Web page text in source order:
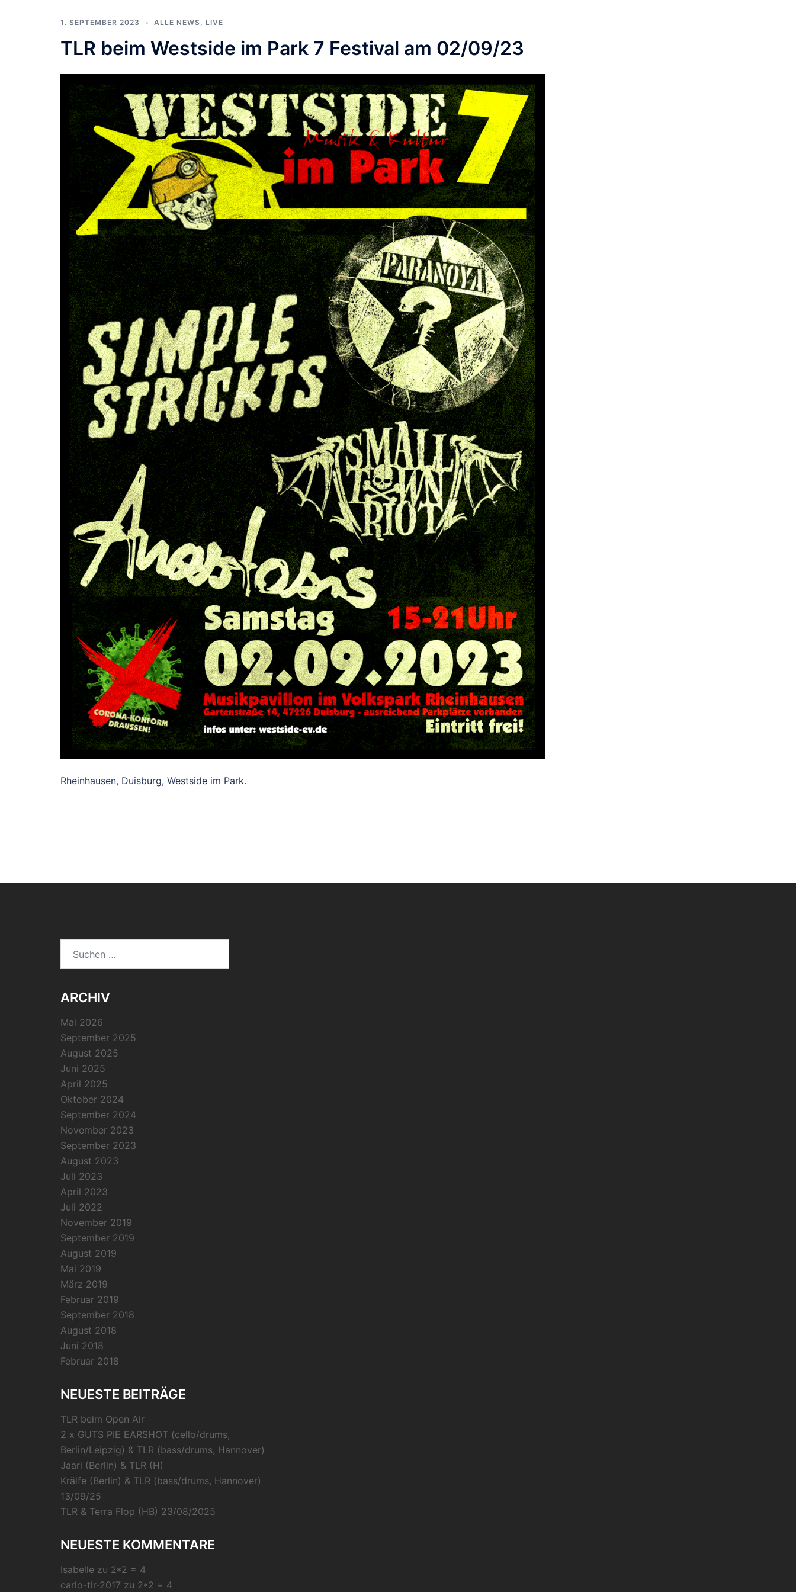
1. SEPTEMBER 2023 ALLE NEWS, LIVE
TLR beim Westside im Park 7 Festival am 02/09/23
Rheinhausen, Duisburg, Westside im Park.
ARCHIV
Mai 2026
September 2025
August 2025
Juni 2025
April 2025
Oktober 2024
September 2024
November 2023
September 2023
August 2023
Juli 2023
April 2023
Juli 2022
November 2019
September 2019
August 2019
Mai 2019
März 2019
Februar 2019
September 2018
August 2018
Juni 2018
Februar 2018
NEUESTE BEITRÄGE
TLR beim Open Air
2 x GUTS PIE EARSHOT (cello/drums,
Berlin/Leipzig) & TLR (bass/drums, Hannover)
Jaari (Berlin) & TLR (H)
Krälfe (Berlin) & TLR (bass/drums, Hannover)
13/09/25
TLR & Terra Flop (HB) 23/08/2025
NEUESTE KOMMENTARE
Isabelle zu 2*2 = 4
carlo-tlr-2017 zu 2*2 = 4